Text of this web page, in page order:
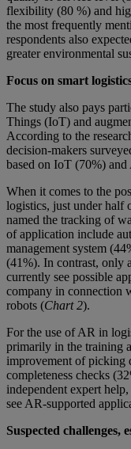
flexibility (80 %) and
the most frequently
respondents also
greater environmental
Focus on smart
The study also pays
Things (IoT) and
According to the
decision-makers
based on IoT (70%)
When it comes to the
logistics, just under half
named the tracking of
of application include
management system
(41%). In contrast, only
currently see possible
company in connection
robots (Chart 2).
For the use of AR in
primarily in the training
improvement of picking
completeness checks
independent expert
see AR-supported
Suspected challenges,